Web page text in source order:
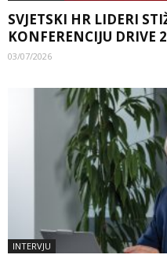
SVJETSKI HR LIDERI
KONFERENCIJU DRIVE
03/07/2026
INTERVJU